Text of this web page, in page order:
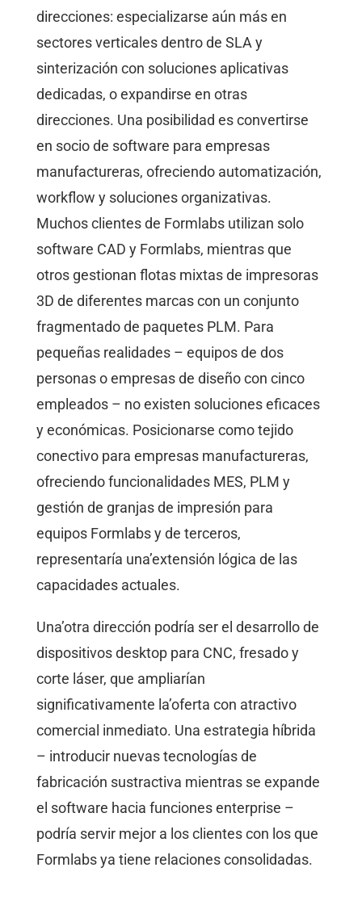
direcciones: especializarse aún más en
sectores verticales dentro de SLA y
sinterización con soluciones aplicativas
dedicadas, o expandirse en otras
direcciones. Una posibilidad es convertirse
en socio de software para empresas
manufactureras, ofreciendo automatización,
workflow y soluciones organizativas.
Muchos clientes de Formlabs utilizan solo
software CAD y Formlabs, mientras que
otros gestionan flotas mixtas de impresoras
3D de diferentes marcas con un conjunto
fragmentado de paquetes PLM. Para
pequeñas realidades – equipos de dos
personas o empresas de diseño con cinco
empleados – no existen soluciones eficaces
y económicas. Posicionarse como tejido
conectivo para empresas manufactureras,
ofreciendo funcionalidades MES, PLM y
gestión de granjas de impresión para
equipos Formlabs y de terceros,
representaría una’extensión lógica de las
capacidades actuales.
Una’otra dirección podría ser el desarrollo de
dispositivos desktop para CNC, fresado y
corte láser, que ampliarían
significativamente la’oferta con atractivo
comercial inmediato. Una estrategia híbrida
– introducir nuevas tecnologías de
fabricación sustractiva mientras se expande
el software hacia funciones enterprise –
podría servir mejor a los clientes con los que
Formlabs ya tiene relaciones consolidadas.